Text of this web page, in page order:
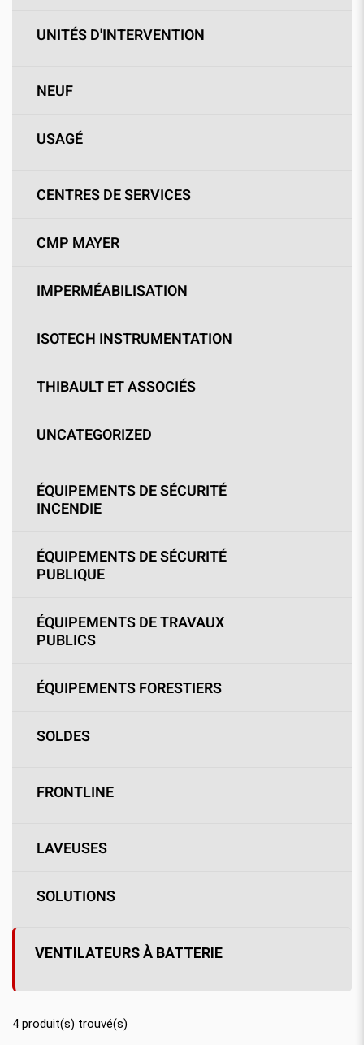
UNITÉS D'INTERVENTION
NEUF
USAGÉ
CENTRES DE SERVICES
CMP MAYER
IMPERMÉABILISATION
ISOTECH INSTRUMENTATION
THIBAULT ET ASSOCIÉS
UNCATEGORIZED
ÉQUIPEMENTS DE SÉCURITÉ
INCENDIE
ÉQUIPEMENTS DE SÉCURITÉ
PUBLIQUE
ÉQUIPEMENTS DE TRAVAUX
PUBLICS
ÉQUIPEMENTS FORESTIERS
SOLDES
FRONTLINE
LAVEUSES
SOLUTIONS
VENTILATEURS À BATTERIE
4produit(s) trouvé(s)